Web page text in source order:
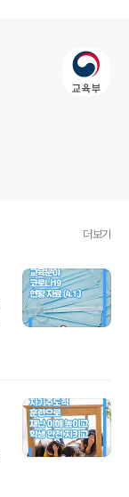
더보기